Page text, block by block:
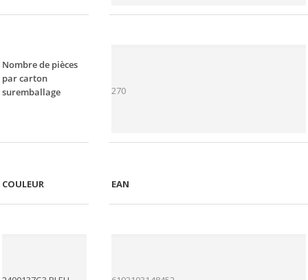
Nombre de pièces
par carton
suremballage
270
COULEUR EAN